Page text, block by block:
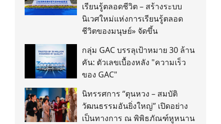
เรียนรู้ตลอดชีวิต – สร้างระบบ
นิเวศใหม่แห่งการเรียนรู้ตลอด
ชีวิตของมนุษย์» จัดขึ้น
กลุ่ม GAC บรรลุเป้าหมาย 30 ล้าน
คัน: ตัวเลขเบื้องหลัง "ความเร็ว
ของ GAC"
นิทรรศการ “ตุนหวง – สมบัติ
วัฒนธรรมอันยิ่งใหญ่” เปิดอย่าง
เป็นทางการ ณ พิพิธภัณฑ์หูหนาน